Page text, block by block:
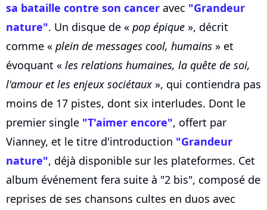
sa bataille contre son cancer avec "Grandeur
nature". Un disque de « pop épique », décrit
comme « plein de messages cool, humains » et
évoquant « les relations humaines, la quête de soi,
l'amour et les enjeux sociétaux », qui contiendra pas
moins de 17 pistes, dont six interludes. Dont le
premier single "T'aimer encore", offert par
Vianney, et le titre d'introduction "Grandeur
nature", déjà disponible sur les plateformes. Cet
album événement fera suite à "2 bis", composé de
reprises de ses chansons cultes en duos avec